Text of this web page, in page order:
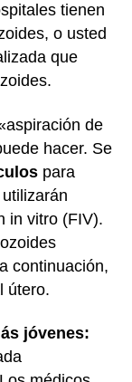
tienen
o usted
que
de
hacer. Se
para
in vitro (FIV).
continuación,
útero.
jóvenes: